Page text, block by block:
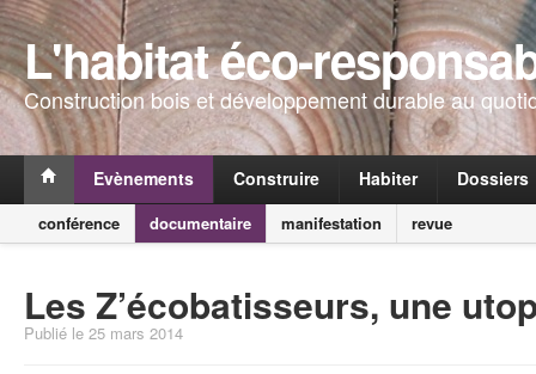
L'habitat éco-
Construction bois et développement durable au
Evènements Construire Habiter Dossiers
conférence documentaire manifestation revue
Les Z’écobatisseurs, une
Publié le 25 mars 2014